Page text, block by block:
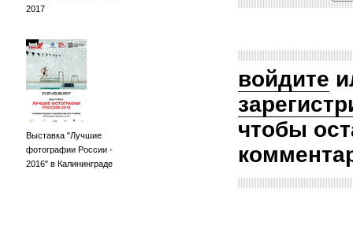
2017
Выставка "Лучшие
фотографии России -
2016" в Калининграде
войдите
чтобы